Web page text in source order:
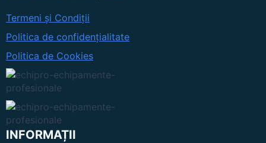
Termeni și Condiții
Politica de confidențialitate
Politica de Cookies
INFORMAȚII